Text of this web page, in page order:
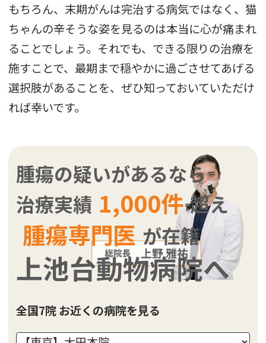
もちろん、末期がんは完治する病気ではなく、猫
ちゃんの辛そうな姿を見るのは本当に心が痛まれ
ることでしょう。それでも、できる限りの治療を
施すことで、最期まで穏やかに過ごさせてあげる
選択肢があることを、ぜひ知っておいていただけ
れば幸いです。
腫瘍の疑いがあるなら
治療実績 1,000件 超え
腫瘍専門医 が在籍
上池台動物病院へ
全国7院 お近くの病院を見る